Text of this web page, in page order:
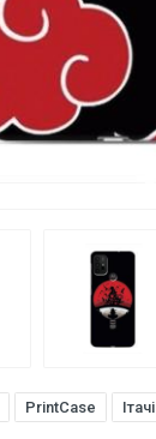
PrintCase Ітачі